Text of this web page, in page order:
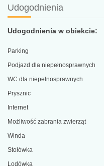
Udogodnienia
Udogodnienia w obiekcie:
Parking
Podjazd dla niepełnosprawnych
WC dla niepełnosprawnych
Prysznic
Internet
Możliwość zabrania zwierząt
Winda
Stołówka
Lodówka